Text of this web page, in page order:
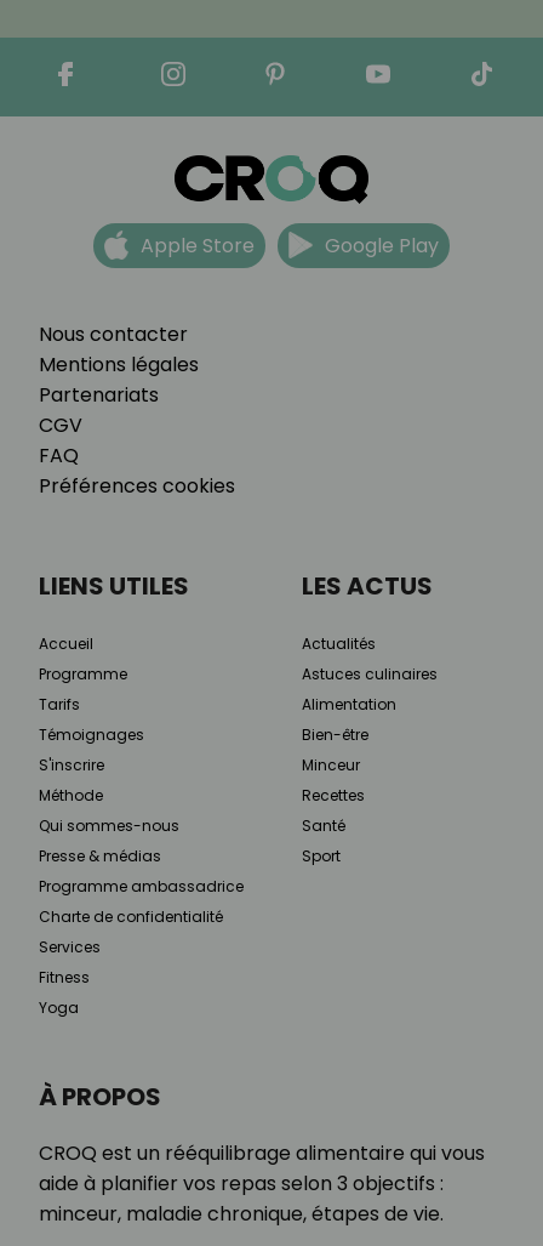
Nous contacter
Mentions légales
Partenariats
CGV
FAQ
Préférences cookies
Apple Store Google Play
À PROPOS
CROQ est un rééquilibrage alimentaire qui vous
aide à planifier vos repas selon 3 objectifs :
minceur, maladie chronique, étapes de vie.
LIENS UTILES
Accueil
Programme
Tarifs
Témoignages
S'inscrire
Méthode
Qui sommes-nous
Presse & médias
Programme ambassadrice
Charte de confidentialité
Services
Fitness
Yoga
LES ACTUS
Actualités
Astuces culinaires
Alimentation
Bien-être
Minceur
Recettes
Santé
Sport